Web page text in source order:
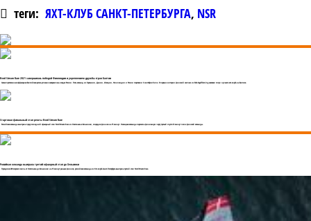
теги: ЯХТ-КЛУБ САНКТ-ПЕТЕРБУРГА, NSR
Nord Stream Race 2021 завершилась победой Финляндии и укреплением дружбы стран Балтии
Самая протяженная оффшорная Балтийская регата успешно завершилась в водах России. Пять команд из Германии, Дании, Швеции, Финляндии и России стартовали 6 сентября в Киле. Впервые в истории финский экипаж из Esbo Segelförening завоевал титул лучшего яхт-клуба на Балтике.
Стартовал финальный этап регаты Nord Stream Race
Российская команда выиграла предпоследний офшорный этап Nord Stream Race из Стокгольма в Хельсинки, опередив финнов на 15 минут. Немецкая команда пересекла финишную черту третьей спустя 12 минут после финской команды.
Российкая команда выиграла третий офшорный этап до Хельсинки
Преодолев 200 морских миль от Стокгольма до Хельсинки на 15 минут раньше финнов, российская команда из Яхт-клуба Санкт-Петербурга выиграла третий этап Nord Stream Race.